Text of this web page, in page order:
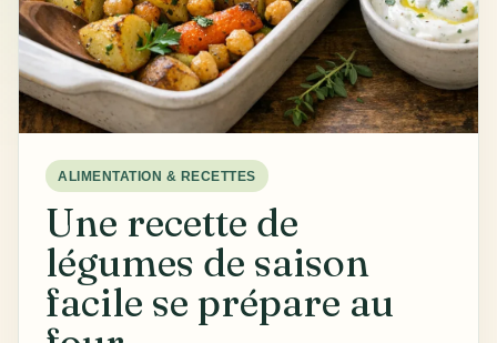
ALIMENTATION & RECETTES
Une recette de
légumes de saison
facile se prépare au